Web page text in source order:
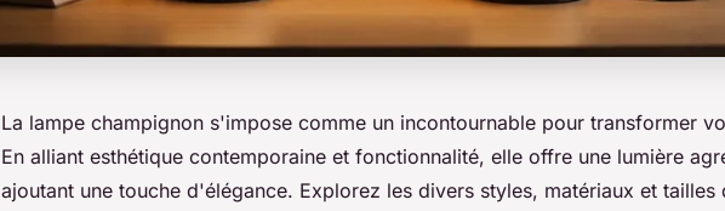
La lampe champignon s'impose comme un incontournable pour transformer
En alliant esthétique contemporaine et fonctionnalité, elle offre une lumière
ajoutant une touche d'élégance. Explorez les divers styles, matériaux et tailles